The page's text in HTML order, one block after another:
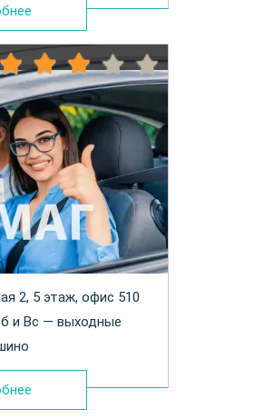
2, 5 этаж, офис 510
и Вс — выходные